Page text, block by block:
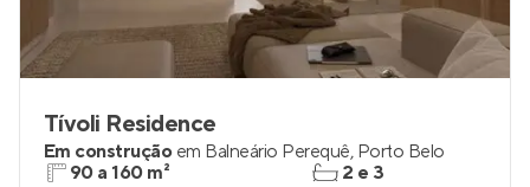
Tívoli Residence
Em construção em Balneário Perequê, Porto Belo
90 a 160 m²
2 e 3